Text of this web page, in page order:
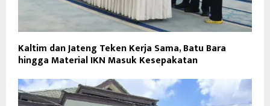
Kaltim dan Jateng Teken Kerja Sama, Batu Bara
hingga Material IKN Masuk Kesepakatan